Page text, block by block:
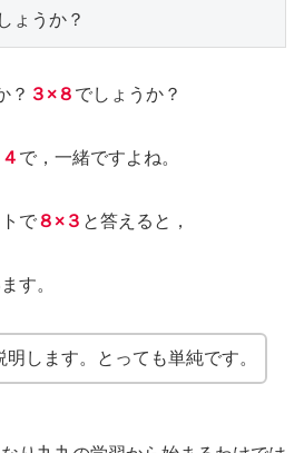
ょうか？
？ ３×８ でしょうか？
で，一緒ですよね。
で８×３ と答えると，
す。
明します。とっても単純です。